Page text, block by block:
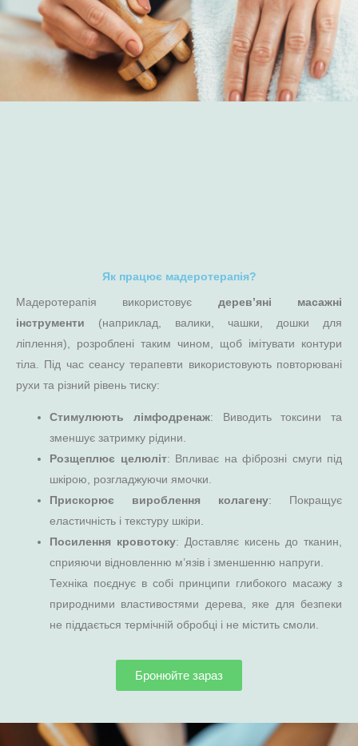
Як працює мадеротерапія?
Мадеротерапія використовує дерев’яні масажні
інструменти (наприклад, валики, чашки, дошки для
ліплення), розроблені таким чином, щоб імітувати контури
тіла. Під час сеансу терапевти використовують повторювані
рухи та різний рівень тиску:
Стимулюють лімфодренаж: Виводить токсини та
зменшує затримку рідини.
Розщеплює целюліт: Впливає на фіброзні смуги під
шкірою, розгладжуючи ямочки.
Прискорює вироблення колагену: Покращує
еластичність і текстуру шкіри.
Посилення кровотоку: Доставляє кисень до тканин,
сприяючи відновленню м’язів і зменшенню напруги.
Техніка поєднує в собі принципи глибокого масажу з
природними властивостями дерева, яке для безпеки
не піддається термічній обробці і не містить смоли.
Бронюйте зараз